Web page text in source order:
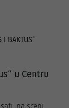
I BAKTUS“
u Centru
na sceni